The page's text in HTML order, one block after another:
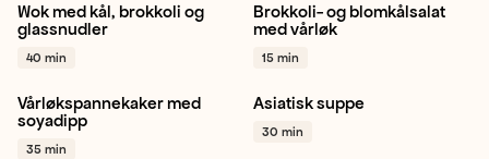
Hodekål Brokkoli
Gulrot
Wok med kål, brokkoli og
glassnudler
40 min
Blomkål Brokkoli
Vårløk
Brokkoli- og blomkålsalat
med vårløk
15 min
Vårløk Hvitløk
Koriander
Vårløkspannekaker med
soyadipp
35 min
Chili
Ingefær
Paprika rød
Asiatisk suppe
30 min